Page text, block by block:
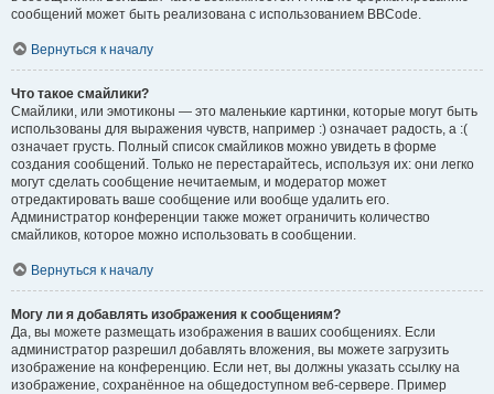
сообщений может быть реализована с использованием BBCode.
Вернуться к началу
Что такое смайлики?
Смайлики, или эмотиконы — это маленькие картинки, которые могут быть
использованы для выражения чувств, например :) означает радость, а :(
означает грусть. Полный список смайликов можно увидеть в форме
создания сообщений. Только не перестарайтесь, используя их: они легко
могут сделать сообщение нечитаемым, и модератор может
отредактировать ваше сообщение или вообще удалить его.
Администратор конференции также может ограничить количество
смайликов, которое можно использовать в сообщении.
Вернуться к началу
Могу ли я добавлять изображения к сообщениям?
Да, вы можете размещать изображения в ваших сообщениях. Если
администратор разрешил добавлять вложения, вы можете загрузить
изображение на конференцию. Если нет, вы должны указать ссылку на
изображение, сохранённое на общедоступном веб-сервере. Пример